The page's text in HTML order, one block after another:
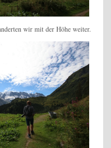
wir mit der Höhe weiter.